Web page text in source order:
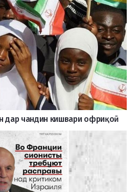
дар чандин кишвари офриқоӣ